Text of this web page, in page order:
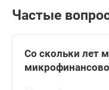
Частые
Со скольки лет